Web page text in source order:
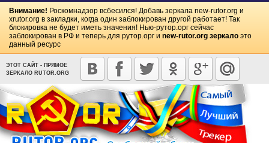
Внимание! Роскомнадзор всбесился! Добавь зеркала new-rutor.org и
xrutor.org в закладки, когда один заблокирован другой работает! Так
блокировка не будет иметь значения! Нью-рутор.орг сейчас
заблокирован в РФ и теперь для рутор.орг и new-rutor.org зеркало это
данный ресурс
ЭТОТ САЙТ - ПРЯМОЕ
ЗЕРКАЛО RUTOR.ORG